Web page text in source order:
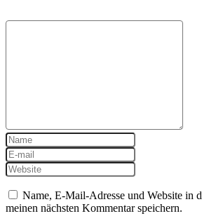
Name, E-Mail-Adresse und Website in
meinen nächsten Kommentar speichern.